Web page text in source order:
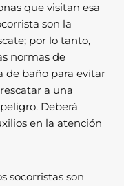
que visitan esa
son la
por lo tanto,
normas de
de baño para evitar
a una
Deberá
en la atención
socorristas son